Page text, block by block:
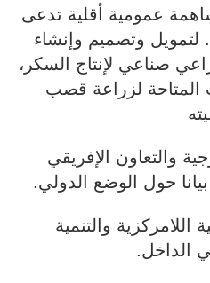
عمومية أقلية تدعى
لتمويل وتصميم وإنشاء
صناعي لإنتاج السكر،
المتاحة لزراعة قصب
والتعاون الإفريقي
حول الوضع الدولي.
اللامركزية والتنمية
الداخل.